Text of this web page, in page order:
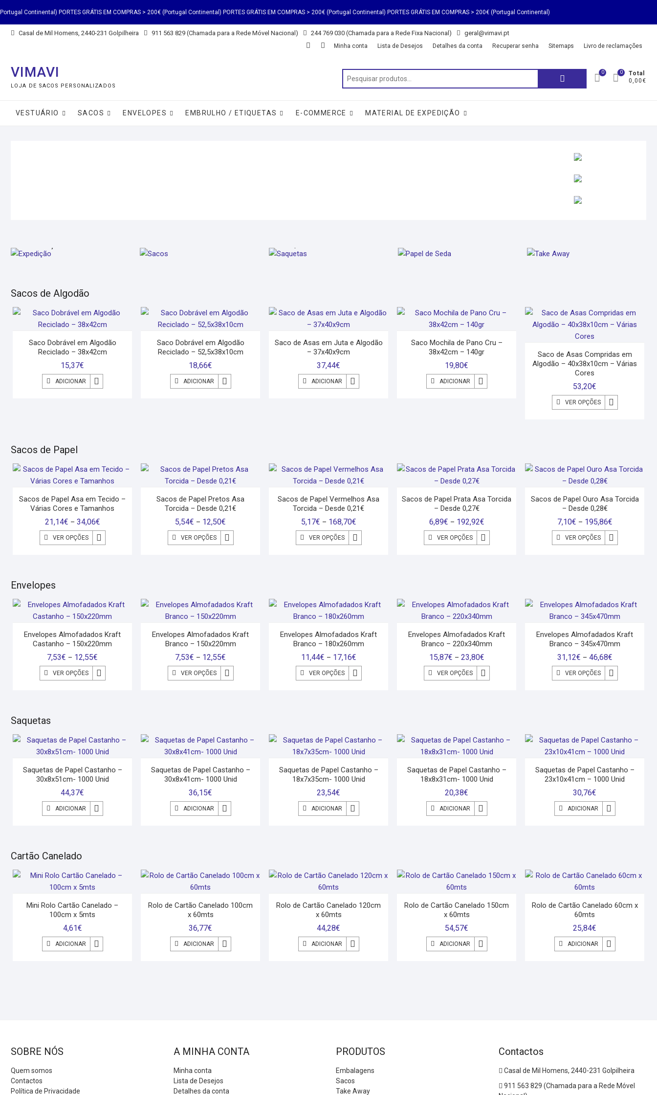
PORTES GRÁTIS EM COMPRAS > 200€ (Portugal Continental) PORTES GRÁTIS EM COMPRAS > 200€ (Portugal Continental) PORTES GRÁTIS EM COMPRAS > 200€ (Portugal Continental)
PORTES GRÁTIS EM COMPRAS > 200€ (Portugal Continental) PORTES GRÁTIS EM COMPRAS > 200€ (Portugal Continental) PORTES GRÁTIS EM COMPRAS > 200€ (Portugal Continental)
Casal de Mil Homens, 2440-231 Golpilheira 911 563 829 (Chamada para a Rede Móvel Nacional) 244 769 030 (Chamada para a Rede Fixa Nacional) geral@vimavi.pt
Minha conta Lista de Desejos Detalhes da conta Recuperar senha Sitemaps Livro de reclamações
VIMAVI
LOJA DE SACOS PERSONALIZADOS
0
Total
0,00€
0
VESTUÁRIO SACOS ENVELOPES EMBRULHO / ETIQUETAS E-COMMERCE MATERIAL DE EXPEDIÇÃO
Sacos de Algodão
Saco Dobrável em Algodão
Reciclado – 38x42cm
15,37€
ADICIONAR
Saco Dobrável em Algodão
Reciclado – 52,5x38x10cm
18,66€
ADICIONAR
Saco de Asas em Juta e Algodão
– 37x40x9cm
37,44€
ADICIONAR
Saco Mochila de Pano Cru –
38x42cm – 140gr
19,80€
ADICIONAR
Saco de Asas Compridas em
Algodão – 40x38x10cm – Várias
Cores
53,20€
VER OPÇÕES
Sacos de Papel
Sacos de Papel Asa em Tecido –
Várias Cores e Tamanhos
21,14€ – 34,06€
VER OPÇÕES
Sacos de Papel Pretos Asa
Torcida – Desde 0,21€
5,54€ – 12,50€
VER OPÇÕES
Sacos de Papel Vermelhos Asa
Torcida – Desde 0,21€
5,17€ – 168,70€
VER OPÇÕES
Sacos de Papel Prata Asa Torcida
– Desde 0,27€
6,89€ – 192,92€
VER OPÇÕES
Sacos de Papel Ouro Asa Torcida
– Desde 0,28€
7,10€ – 195,86€
VER OPÇÕES
Envelopes
Envelopes Almofadados Kraft
Castanho – 150x220mm
7,53€ – 12,55€
VER OPÇÕES
Envelopes Almofadados Kraft
Branco – 150x220mm
7,53€ – 12,55€
VER OPÇÕES
Envelopes Almofadados Kraft
Branco – 180x260mm
11,44€ – 17,16€
VER OPÇÕES
Envelopes Almofadados Kraft
Branco – 220x340mm
15,87€ – 23,80€
VER OPÇÕES
Envelopes Almofadados Kraft
Branco – 345x470mm
31,12€ – 46,68€
VER OPÇÕES
Saquetas
Saquetas de Papel Castanho –
30x8x51cm- 1000 Unid
44,37€
ADICIONAR
Saquetas de Papel Castanho –
30x8x41cm- 1000 Unid
36,15€
ADICIONAR
Saquetas de Papel Castanho –
18x7x35cm- 1000 Unid
23,54€
ADICIONAR
Saquetas de Papel Castanho –
18x8x31cm- 1000 Unid
20,38€
ADICIONAR
Saquetas de Papel Castanho –
23x10x41cm – 1000 Unid
30,76€
ADICIONAR
Cartão Canelado
Mini Rolo Cartão Canelado –
100cm x 5mts
4,61€
ADICIONAR
Rolo de Cartão Canelado 100cm
x 60mts
36,77€
ADICIONAR
Rolo de Cartão Canelado 120cm
x 60mts
44,28€
ADICIONAR
Rolo de Cartão Canelado 150cm
x 60mts
54,57€
ADICIONAR
Rolo de Cartão Canelado 60cm x
60mts
25,84€
ADICIONAR
SOBRE NÓS
Quem somos
Contactos
Política de Privacidade
A MINHA CONTA
Minha conta
Lista de Desejos
Detalhes da conta
PRODUTOS
Embalagens
Sacos
Take Away
Contactos
Casal de Mil Homens, 2440-231 Golpilheira
911 563 829 (Chamada para a Rede Móvel